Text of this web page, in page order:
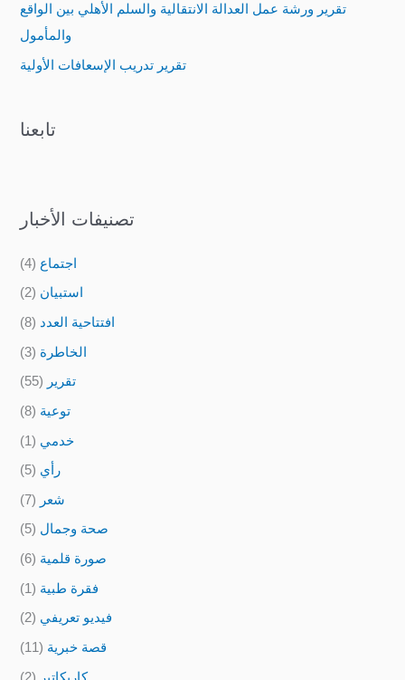
r
:
تقرير ورشة عمل العدالة الانتقالية والسلم الأهلي بين الواقع
والمأمول
تقرير تدريب الإسعافات الأولية
تابعنا
تصنيفات الأخبار
اجتماع (4)
استبيان (2)
افتتاحية العدد (8)
الخاطرة (3)
تقرير (55)
توعية (8)
خدمي (1)
رأي (5)
شعر (7)
صحة وجمال (5)
صورة قلمية (6)
فقرة طبية (1)
فيديو تعريفي (2)
قصة خبرية (11)
كاريكاتير (2)